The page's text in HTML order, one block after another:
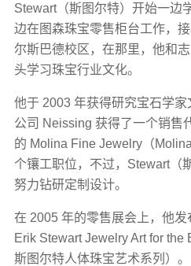
Stewart（斯图尔特）开始一边
边在图森珠宝零售柜台工作，
尔斯巴德校区，在那里，他和
头学习珠宝行业文化。
他于 2003 年获得研究宝石学
公司 Neissing 获得了一个销售
的 Molina Fine Jewelry（
个镶工职位，不过，Stewart（
努力钻研定制设计。
在 2005 年的零售展会上，他
Erik Stewart Jewelry Art for the
斯图尔特人体珠宝艺术系列）。